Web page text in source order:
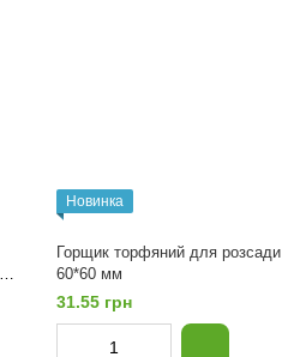
Новинка
Горщик торфяний для розсади
60*60 мм
31.55 грн